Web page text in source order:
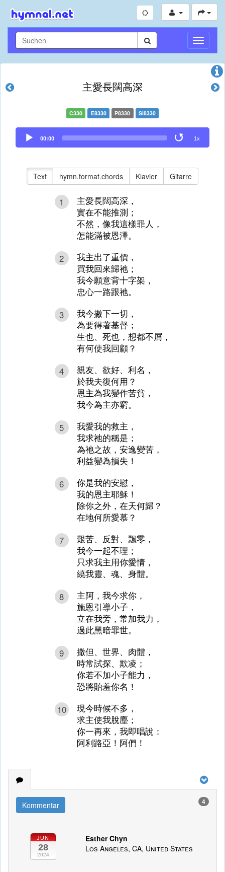
主愛長闊高深
C330 E8330 P8330 Si8330
Audio
Player
00:00 1x
Text hymn.format.chords Klavier Gitarre
1
主愛長闊高深，
實在不能推測；
不然，像我這樣罪人，
怎能滿被恩澤。
2
我主出了重價，
買我回來歸祂；
我今願意背十字架，
忠心一路跟祂。
3
我今撇下一切，
為要得著基督；
生也、死也，想都不屑，
有何使我回顧？
4
親友、欲好、利名，
於我夫復何用？
恩主為我變作苦貧，
我今為主亦窮。
5
我愛我的救主，
我求祂的稱是；
為祂之故，安逸變苦，
利益變為損失！
6
你是我的安慰，
我的恩主耶穌！
除你之外，在天何歸？
在地何所愛慕？
7
艱苦、反對、飄零，
我今一起不理；
只求我主用你愛情，
繞我靈、魂、身體。
8
主阿，我今求你，
施恩引導小子，
立在我旁，常加我力，
過此黑暗罪世。
9
撒但、世界、肉體，
時常試探、欺凌；
你若不加小子能力，
恐將貽羞你名！
10
現今時候不多，
求主使我脫塵；
你一再來，我即唱說：
阿利路亞！阿們！
Kommentar 4
JUN
28
2024
Esther Chyn
Los Angeles, CA, United States